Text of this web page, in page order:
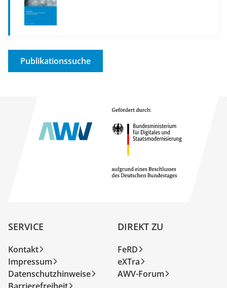
Publikationssuche
SERVICE
Kontakt
Impressum
Datenschutzhinweise
DIREKT ZU
FeRD
eXTra
AWV-Forum